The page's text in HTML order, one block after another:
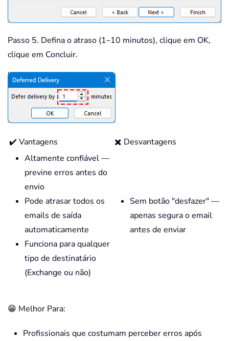
Passo 5. Defina o atraso (1–10 minutos), clique em OK,
clique em Concluir.
✔️ Vantagens
✖️ Desvantagens
Altamente confiável —
previne erros antes do
envio
Pode atrasar todos os
emails de saída
automaticamente
Funciona para qualquer
tipo de destinatário
(Exchange ou não)
Sem botão "desfazer" —
apenas segura o email
antes de enviar
😁 Melhor Para:
Profissionais que costumam perceber erros após